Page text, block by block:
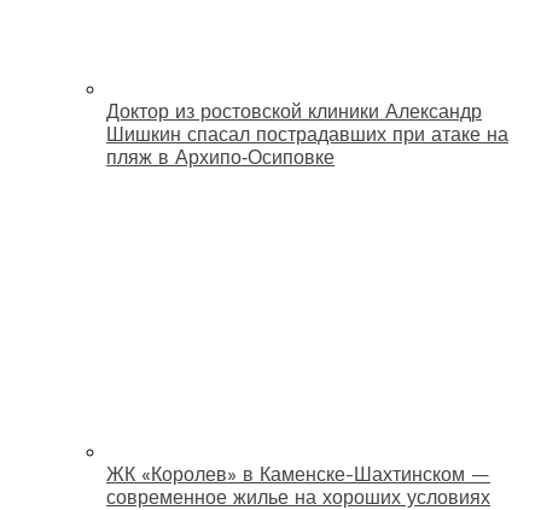
Доктор из ростовской клиники Александр
Шишкин спасал пострадавших при атаке на
пляж в Архипо‑Осиповке
ЖК «Королев» в Каменске-Шахтинском —
современное жилье на хороших условиях